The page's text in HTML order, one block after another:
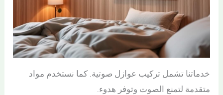
خدماتنا تشمل تركيب عوازل صوتية. كما نستخدم مواد
متقدمة لتمنع الصوت وتوفر هدوء.